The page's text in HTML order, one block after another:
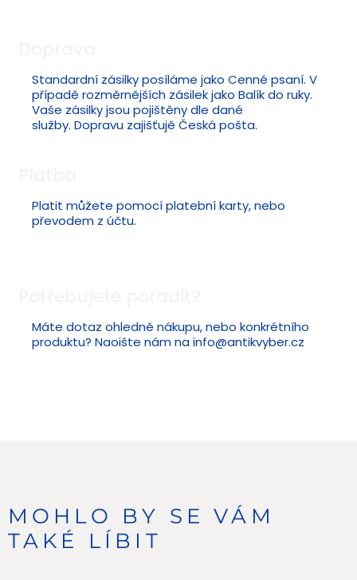
Standardní zásilky posíláme jako Cenné psaní. V
případě rozměrnějších zásilek jako Balík do ruky.
Vaše zásilky jsou pojištěny dle dané
služby. Dopravu zajišťujě Česká pošta.
Platit můžete pomocí platební karty, nebo
převodem z účtu.
Máte dotaz ohledně nákupu, nebo konkrétního
produktu? Naoište nám nainfo@antikvyber.cz
MOHLO BY SE VÁM
TAKÉ LÍBIT